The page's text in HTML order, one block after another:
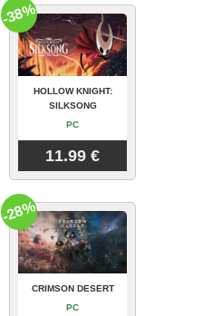
HOLLOW KNIGHT:
SILKSONG
PC
11.99 €
-38%
CRIMSON DESERT
PC
-28%